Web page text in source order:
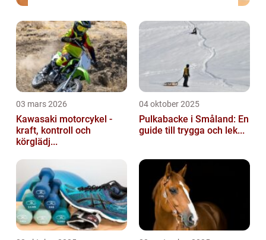
03 mars 2026
Kawasaki motorcykel -
kraft, kontroll och
körglädj...
04 oktober 2025
Pulkabacke i Småland: En
guide till trygga och lek...